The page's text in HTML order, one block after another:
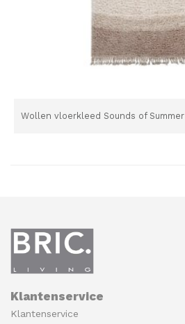
Wollen vloerkleed Sounds of Summer
Klantenservice
Klantenservice